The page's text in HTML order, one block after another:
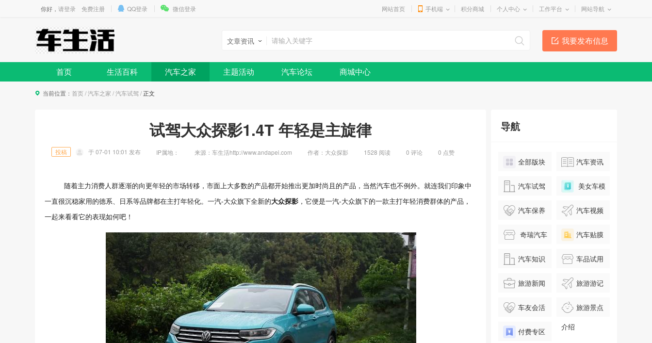
你好， 请登录 免费注册 QQ登录 微信登录 网站首页 手机端 积分商城 个人中心 工作平台 网站导航
我要发布信息
文章资讯
首页 生活百科 汽车之家 主题活动 汽车论坛 商城中心
当前位置： 首页/汽车之家 /汽车试驾 /正文
试驾大众探影1.4T 年轻是主旋律
投稿 于07-01 10:01 发布 IP属地： 来源：车生活http://www.andapei.com 作者：大众探影 1528 阅读 0 评论 0 点赞
随着主力消费人群逐渐的向更年轻的市场转移，市面上大多数的产品都开始推出更加时尚且的产品，当然汽车也不例外。就连我们印象中
一直很沉稳家用的德系、日系等品牌都在主打年轻化。一汽-大众旗下全新的大众探影 ，它便是一汽-大众旗下的一款主打年轻消费群体的产品，
一起来看看它的表现如何吧！
导航
全部版块 汽车资讯
汽车试驾 美女车模
汽车保养 汽车视频
奇瑞汽车 汽车贴膜
汽车知识 车品试用
旅游新闻 旅游游记
车友会活
动
旅游景点
介绍
付费专区